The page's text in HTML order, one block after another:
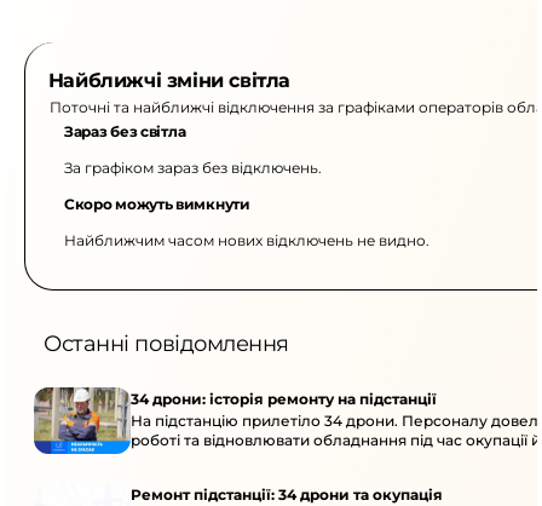
Найближчі зміни світла
Поточні та найближчі відключення за графіками операторів
Зараз без світла
За графіком зараз без відключень.
Скоро можуть вимкнути
Найближчим часом нових відключень не видно.
Останні повідомлення
34 дрони: історія ремонту на підстанції
На підстанцію прилетіло 34 дрони. Персоналу
роботі та відновлювати обладнання під час окупації
Ремонт підстанції: 34 дрони та окупація